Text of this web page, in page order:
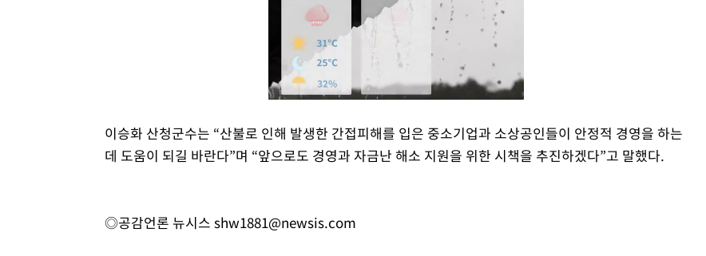
Mute
이승화 산청군수는 “산불로 인해 발생한 간접피해를 입은 중소기업과 소상공인들이 안정적 경영을 하는
데 도움이 되길 바란다”며 “앞으로도 경영과 자금난 해소 지원을 위한 시책을 추진하겠다”고 말했다.
◎공감언론 뉴시스 shw1881@newsis.com